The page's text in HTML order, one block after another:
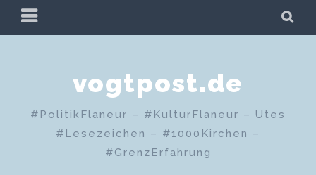
Zum
PRIMÄRES
MENÜ
vogtpost.de
#PolitikFlaneur – #KulturFlaneur – Utes
#Lesezeichen – #1000Kirchen –
#GrenzErfahrung